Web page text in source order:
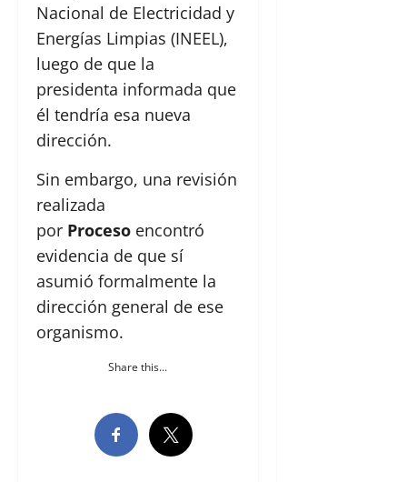
Nacional de Electricidad y
Energías Limpias (INEEL),
luego de que la
presidenta informada que
él tendría esa nueva
dirección.
Sin embargo, una revisión
realizada
por Proceso encontró
evidencia de que sí
asumió formalmente la
dirección general de ese
organismo.
Share this...